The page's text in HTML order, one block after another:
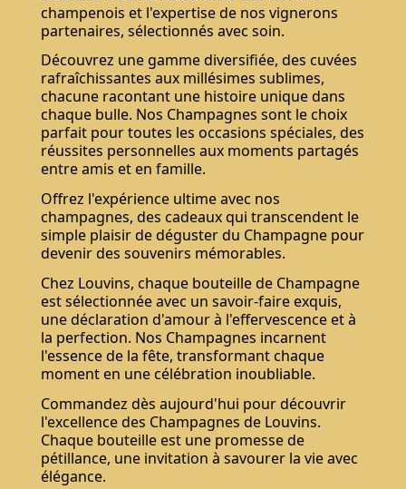
champenois et l'expertise de nos vignerons
partenaires, sélectionnés avec soin.
Découvrez une gamme diversifiée, des cuvées
rafraîchissantes aux millésimes sublimes,
chacune racontant une histoire unique dans
chaque bulle. Nos Champagnes sont le choix
parfait pour toutes les occasions spéciales, des
réussites personnelles aux moments partagés
entre amis et en famille.
Offrez l'expérience ultime avec nos
champagnes, des cadeaux qui transcendent le
simple plaisir de déguster du Champagne pour
devenir des souvenirs mémorables.
Chez Louvins, chaque bouteille de Champagne
est sélectionnée avec un savoir-faire exquis,
une déclaration d'amour à l'effervescence et à
la perfection. Nos Champagnes incarnent
l'essence de la fête, transformant chaque
moment en une célébration inoubliable.
Commandez dès aujourd'hui pour découvrir
l'excellence des Champagnes de Louvins.
Chaque bouteille est une promesse de
pétillance, une invitation à savourer la vie avec
élégance.